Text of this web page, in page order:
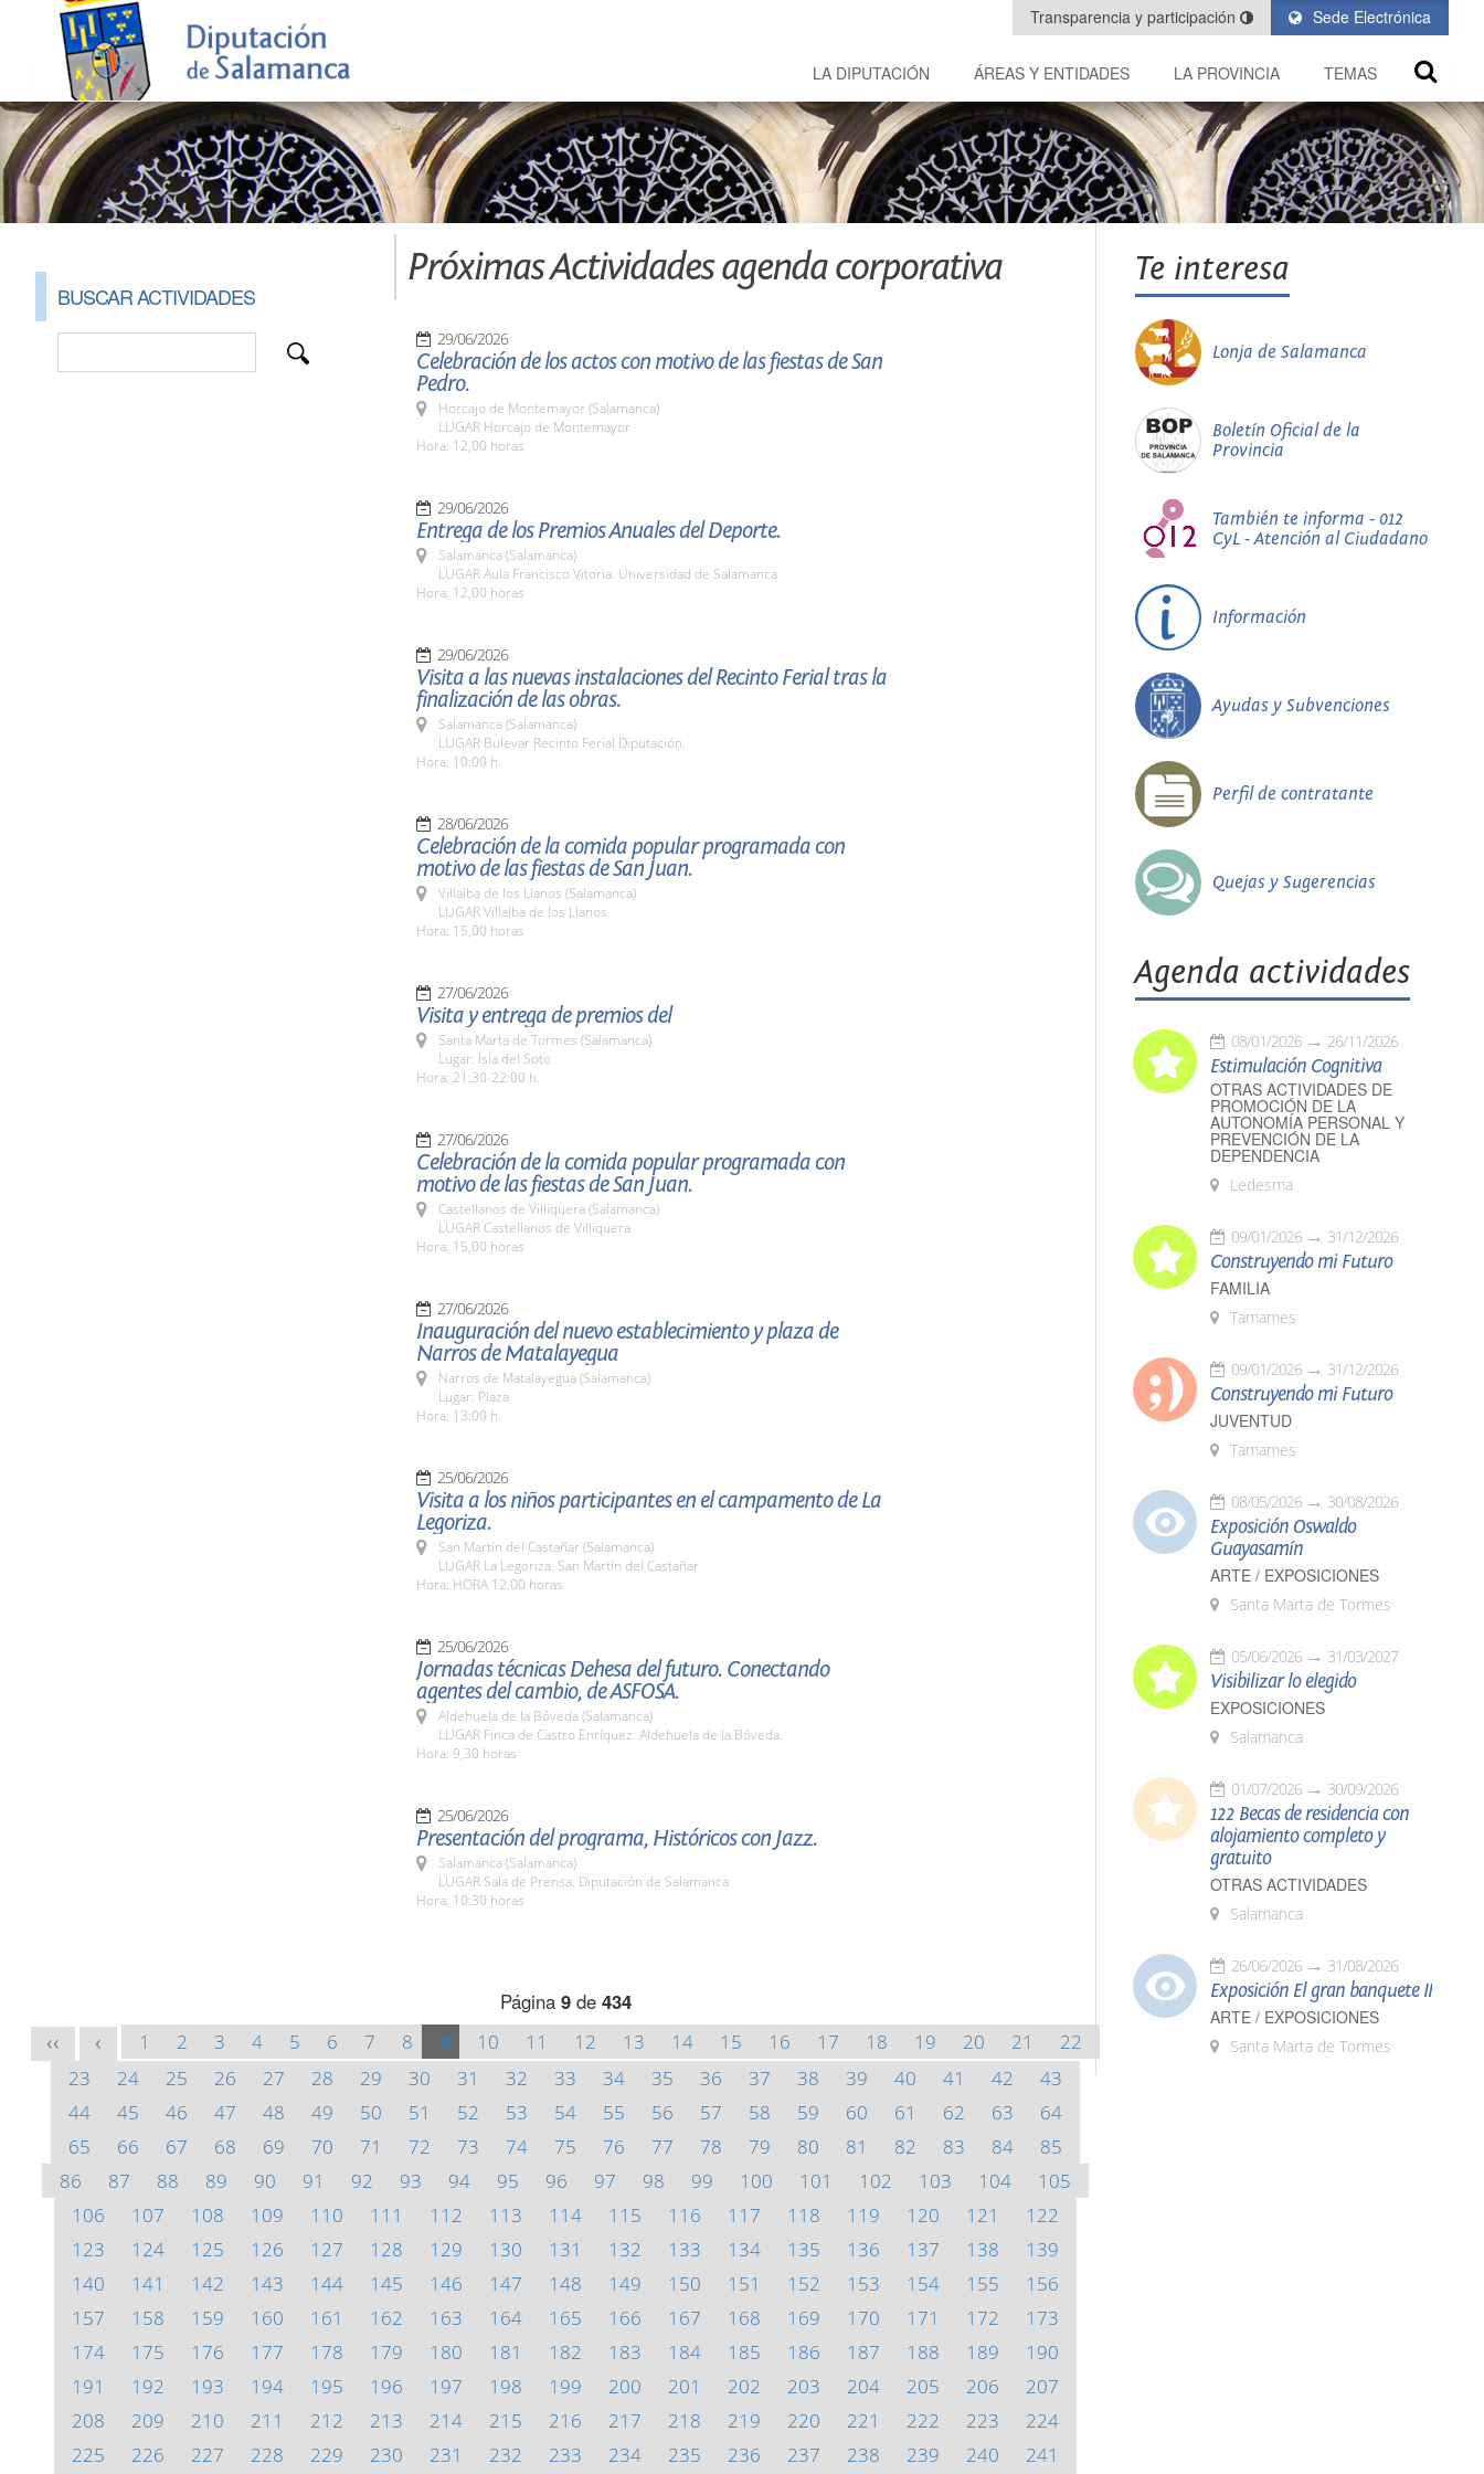
Sede Electrónica
Transparencia y participación
LA DIPUTACIÓN ÁREAS Y ENTIDADES LA PROVINCIA TEMAS
BUSCAR ACTIVIDADES
Próximas Actividades agenda corporativa
29/06/2026
Celebración de los actos con motivo de las fiestas de San
Pedro.
Horcajo de Montemayor (Salamanca)
LUGAR Horcajo de Montemayor
Hora: 12,00 horas
29/06/2026
Entrega de los Premios Anuales del Deporte.
Salamanca (Salamanca)
LUGAR Aula Francisco Vitoria. Universidad de Salamanca
Hora: 12,00 horas
29/06/2026
Visita a las nuevas instalaciones del Recinto Ferial tras la
finalización de las obras.
Salamanca (Salamanca)
LUGAR Bulevar Recinto Ferial Diputación.
Hora: 10:00 h.
28/06/2026
Celebración de la comida popular programada con
motivo de las fiestas de San Juan.
Villalba de los Llanos (Salamanca)
LUGAR Villalba de los Llanos
Hora: 15,00 horas
27/06/2026
Visita y entrega de premios del
Santa Marta de Tormes (Salamanca)
Lugar: Isla del Soto
Hora: 21:30-22:00 h.
27/06/2026
Celebración de la comida popular programada con
motivo de las fiestas de San Juan.
Castellanos de Villiquera (Salamanca)
LUGAR Castellanos de Villiquera
Hora: 15,00 horas
27/06/2026
Inauguración del nuevo establecimiento y plaza de
Narros de Matalayegua
Narros de Matalayegua (Salamanca)
Lugar: Plaza
Hora: 13:00 h.
25/06/2026
Visita a los niños participantes en el campamento de La
Legoriza.
San Martín del Castañar (Salamanca)
LUGAR La Legoriza. San Martín del Castañar
Hora: HORA 12,00 horas
25/06/2026
Jornadas técnicas Dehesa del futuro. Conectando
agentes del cambio, de ASFOSA.
Aldehuela de la Bóveda (Salamanca)
LUGAR Finca de Castro Enríquez. Aldehuela de la Bóveda.
Hora: 9,30 horas
25/06/2026
Presentación del programa, Históricos con Jazz.
Salamanca (Salamanca)
LUGAR Sala de Prensa. Diputación de Salamanca
Hora: 10:30 horas
Página 9de 434
<< < 1 2 3 4 5 6 7 8 9 10 11 12 13 14 15 16 17 18 19 20 21
22
23
24 25 26 27 28 29 30 31 32 33 34 35 36 37 38 39 40 41 42
43
44
45 46 47 48 49 50 51 52 53 54 55 56 57 58 59 60 61 62 63
64
65
66 67 68 69 70 71 72 73 74 75 76 77 78 79 80 81 82 83 84
85
86
87 88 89 90 91 92 93 94 95 96 97 98 99 100 101 102 103 104
105
106
107 108 109 110 111 112 113 114 115 116 117 118 119 120 121
122
123
124 125 126 127 128 129 130 131 132 133 134 135 136 137 138
139
140
141 142 143 144 145 146 147 148 149 150 151 152 153 154 155
156
157
158 159 160 161 162 163 164 165 166 167 168 169 170 171 172
173
174
175 176 177 178 179 180 181 182 183 184 185 186 187 188 189
190
191
192 193 194 195 196 197 198 199 200 201 202 203 204 205 206
207
208
209 210 211 212 213 214 215 216 217 218 219 220 221 222 223
224
225
226 227 228 229 230 231 232 233 234 235 236 237 238 239 240 241
Te interesa
Lonja de Salamanca
Boletín Oficial de la
Provincia
También te informa - 012
CyL - Atención al Ciudadano
Información
Ayudas y Subvenciones
Perfil de contratante
Quejas y Sugerencias
Agenda actividades
08/01/2026 26/11/2026
Estimulación Cognitiva
OTRAS ACTIVIDADES DE
PROMOCIÓN DE LA
AUTONOMÍA PERSONAL Y
PREVENCIÓN DE LA
DEPENDENCIA
Ledesma
09/01/2026 31/12/2026
Construyendo mi Futuro
FAMILIA
Tamames
09/01/2026 31/12/2026
Construyendo mi Futuro
JUVENTUD
Tamames
08/05/2026 30/08/2026
Exposición Oswaldo
Guayasamín
ARTE / EXPOSICIONES
Santa Marta de Tormes
05/06/2026 31/03/2027
Visibilizar lo elegido
EXPOSICIONES
Salamanca
01/07/2026 30/09/2026
122 Becas de residencia con
alojamiento completo y
gratuito
OTRAS ACTIVIDADES
Salamanca
26/06/2026 31/08/2026
Exposición El gran banquete II
ARTE / EXPOSICIONES
Santa Marta de Tormes